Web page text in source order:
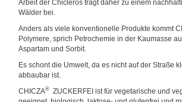
Arbeit der Chicleros trägt daher zu einem
Wälder bei.
Anders als viele konventionelle Produkte kommt
Polymere, sprich Petrochemie in der Kaumasse
Aspartam und Sorbit.
Es schont die Umwelt, da es nicht auf der Straße
abbaubar ist.
CHICZA® ZUCKERFEI ist für vegetarische und